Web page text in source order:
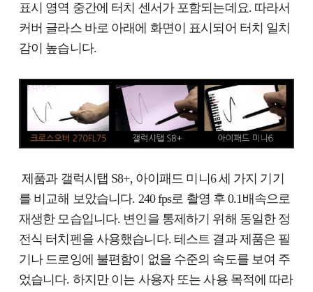
표시 영역 중간에 터치 센서가 포함되는데요. 따라서
커버 글라스 바로 아래에 화면이 표시되어 터치 일치
감이 높습니다.
제품과 갤럭시탭 S8+, 아이패드 미니6 세 가지 기기
를 비교해 보았습니다. 240 fps로 촬영 후 0.1배속으로
재생한 모습입니다. 변인을 통제하기 위해 동일한 정
전식 터치펜을 사용했습니다. 테스트 결과 제품은 필
기나 드로잉에 불편함이 없을 수준의 속도를 보여 주
었습니다. 하지만 이는 사용자 또는 사용 목적에 따라